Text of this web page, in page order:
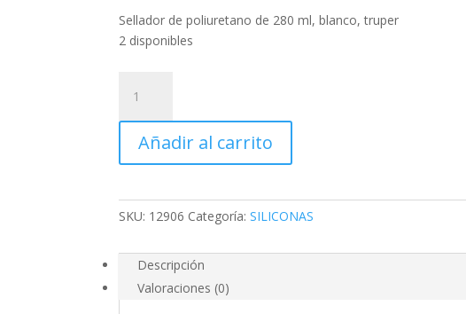
Sellador de poliuretano de 280 ml, blanco, truper
2 disponibles
poliuretano
280
blanco,
truper
Añadir al carrito
SKU: 12906 Categoría:SILICONAS
Descripción
Valoraciones (0)